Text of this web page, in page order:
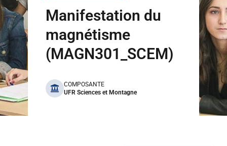
Manifestation du
magnétisme
(MAGN301_SCEM)
benefits
COMPOSANTE
UFR Sciences et Montagne